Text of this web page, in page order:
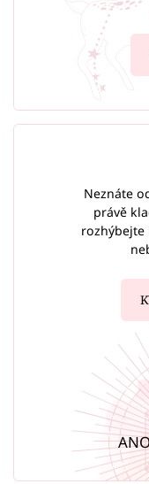
Neznáte
právě
rozhýbejte